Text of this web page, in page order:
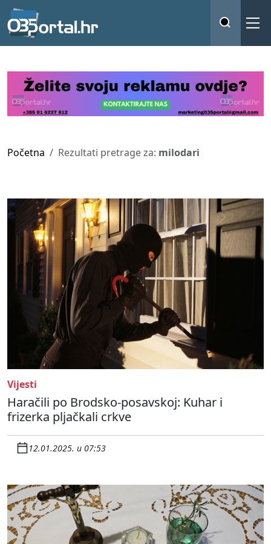
Početna Rezultati pretrage za: milodari
Vijesti
Haračili po Brodsko-posavskoj: Kuhar i
frizerka pljačkali crkve
12.01.2025. u 07:53